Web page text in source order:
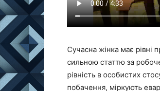
Сучасна жінка має рівні
сильною статтю за
рівність в особистих
побачення, міркують